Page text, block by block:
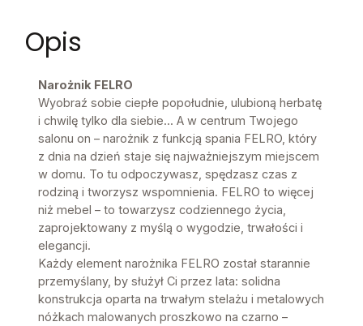
Opis
Narożnik FELRO
Wyobraź sobie ciepłe popołudnie, ulubioną herbatę
i chwilę tylko dla siebie... A w centrum Twojego
salonu on – narożnik z funkcją spania FELRO, który
z dnia na dzień staje się najważniejszym miejscem
w domu. To tu odpoczywasz, spędzasz czas z
rodziną i tworzysz wspomnienia. FELRO to więcej
niż mebel – to towarzysz codziennego życia,
zaprojektowany z myślą o wygodzie, trwałości i
elegancji.
Każdy element narożnika FELRO został starannie
przemyślany, by służył Ci przez lata: solidna
konstrukcja oparta na trwałym stelażu i metalowych
nóżkach malowanych proszkowo na czarno –